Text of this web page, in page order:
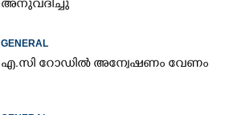
അനുവദിച്ചു
GENERAL
എ.സി റോഡിൽ അന്വേഷണം വേണം